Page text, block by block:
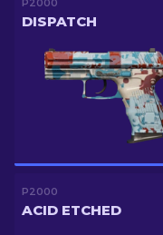
P2000
DISPATCH
P2000
ACID ETCHED